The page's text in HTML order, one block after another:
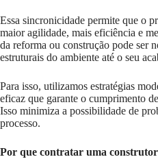
Essa sincronicidade permite que o
maior agilidade, mais eficiência e
da reforma ou construção pode ser
estruturais do ambiente até o seu
Para isso, utilizamos estratégias
eficaz que garante o cumprimento
Isso minimiza a possibilidade de
processo.
Por que contratar uma